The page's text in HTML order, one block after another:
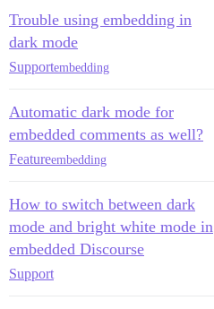
Trouble using embedding in
dark mode
Supportembedding
Automatic dark mode for
embedded comments as well?
Featureembedding
How to switch between dark
mode and bright white mode in
embedded Discourse
Support